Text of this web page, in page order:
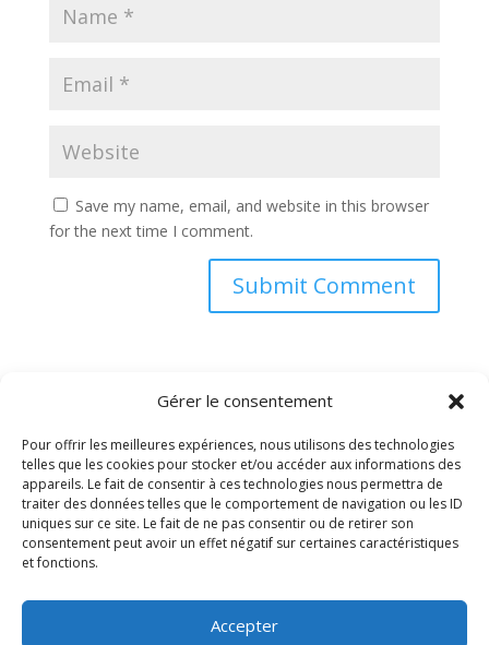
Gérer le consentement
Pour offrir les meilleures expériences, nous utilisons des technologies
telles que les cookies pour stocker et/ou accéder aux informations des
appareils. Le fait de consentir à ces technologies nous permettra de
traiter des données telles que le comportement de navigation ou les ID
uniques sur ce site. Le fait de ne pas consentir ou de retirer son
consentement peut avoir un effet négatif sur certaines caractéristiques
et fonctions.
Accepter
Save my name, email, and website in this browser
for the next time I comment.
PRELCO